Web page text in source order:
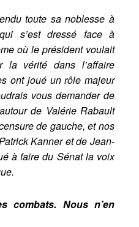
toute sa noblesse à
s’est dressé face à
où le président voulait
la vérité dans l’affaire
ont joué un rôle majeur
vous demander de
de Valérie Rabault
de gauche, et nos
Kanner et de Jean-
à faire du Sénat la voix
combats. Nous n’en